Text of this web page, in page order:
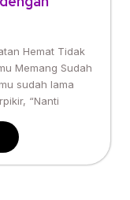
Hemat Tidak
Memang Sudah
sudah lama
“Nanti